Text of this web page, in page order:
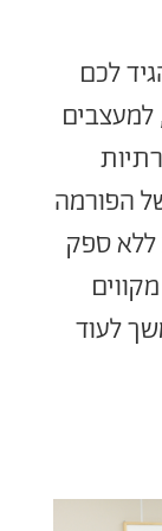
לכם
הפורמה
ללא ספק
לעוד